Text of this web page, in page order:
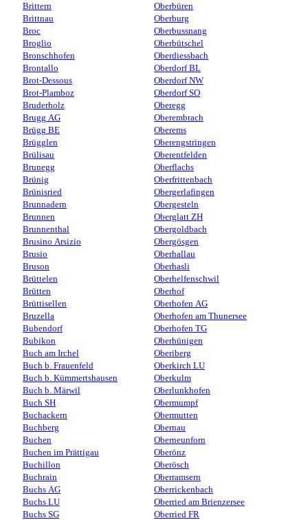
Brittern
Brittnau
Broc
Broglio
Bronschhofen
Brontallo
Brot-Dessous
Brot-Plamboz
Bruderholz
Brugg AG
Brügg BE
Brügglen
Brülisau
Brunegg
Brünig
Brünisried
Brunnadern
Brunnen
Brunnenthal
Brusino Arsizio
Brusio
Bruson
Brüttelen
Brütten
Brüttisellen
Bruzella
Bubendorf
Bubikon
Buch am Irchel
Buch b. Frauenfeld
Buch b. Kümmertshausen
Buch b. Märwil
Buch SH
Buchackern
Buchberg
Buchen
Buchen im Prättigau
Buchillon
Buchrain
Buchs AG
Buchs LU
Buchs SG
Oberbüren
Oberburg
Oberbussnang
Oberbütschel
Oberdiessbach
Oberdorf BL
Oberdorf NW
Oberdorf SO
Oberegg
Oberembrach
Oberems
Oberengstringen
Oberentfelden
Oberflachs
Oberfrittenbach
Obergerlafingen
Obergesteln
Oberglatt ZH
Obergoldbach
Obergösgen
Oberhallau
Oberhasli
Oberhelfenschwil
Oberhof
Oberhofen AG
Oberhofen am Thunersee
Oberhofen TG
Oberhünigen
Oberiberg
Oberkirch LU
Oberkulm
Oberlunkhofen
Obermumpf
Obermutten
Obernau
Oberneunforn
Oberönz
Oberösch
Oberramsern
Oberrickenbach
Oberried am Brienzersee
Oberried FR